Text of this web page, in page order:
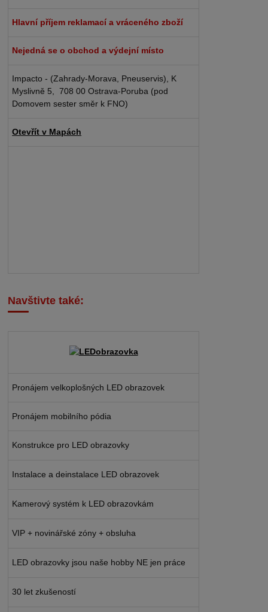
Hlavní příjem reklamací a vráceného zboží
Nejedná se o obchod a výdejní místo
Impacto - (Zahrady-Morava, Pneuservis), K
Myslivně 5, 708 00 Ostrava-Poruba (pod
Domovem sester směr k FNO)
Otevřít v Mapách
Navštivte také:
Pronájem velkoplošných LED obrazovek
Pronájem mobilního pódia
Konstrukce pro LED obrazovky
Instalace a deinstalace LED obrazovek
Kamerový systém k LED obrazovkám
VIP + novinářské zóny + obsluha
LED obrazovky jsou naše hobby NE jen práce
30 let zkušeností